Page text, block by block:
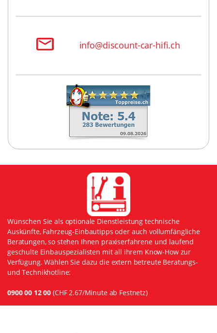
info@discount-car-hifi.ch
Wünschen Sie als optionale Dienstleistung technische
Auskünfte, Fahrzeug-Einbautipps oder auch vollumfängliche
Beratungen, so stehen Ihnen praxiserfahrene und laufend
geschulte Einbauspezialisten mit all ihrem Know-How zur
Verfügung. Wählen Sie dazu die extern betreute Beratungs-
und Technikhotline:
0900 00 12 00 (CHF 2.67/Minute ab Festnetz)